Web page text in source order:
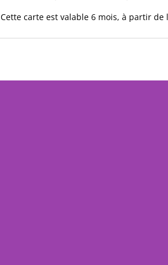
Cette carte est valable 6 mois, à partir